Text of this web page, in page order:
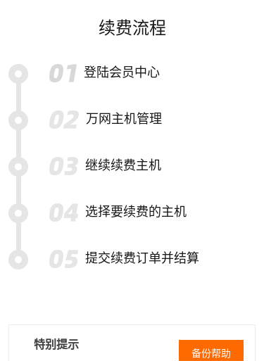
续费流程
登陆会员中心
万网主机管理
继续续费主机
选择要续费的主机
提交续费订单并结算
特别提示
备份帮助